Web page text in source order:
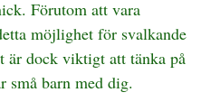
Förutom att vara
möjlighet för svalkande
är dock viktigt att tänka på
små barn med dig.